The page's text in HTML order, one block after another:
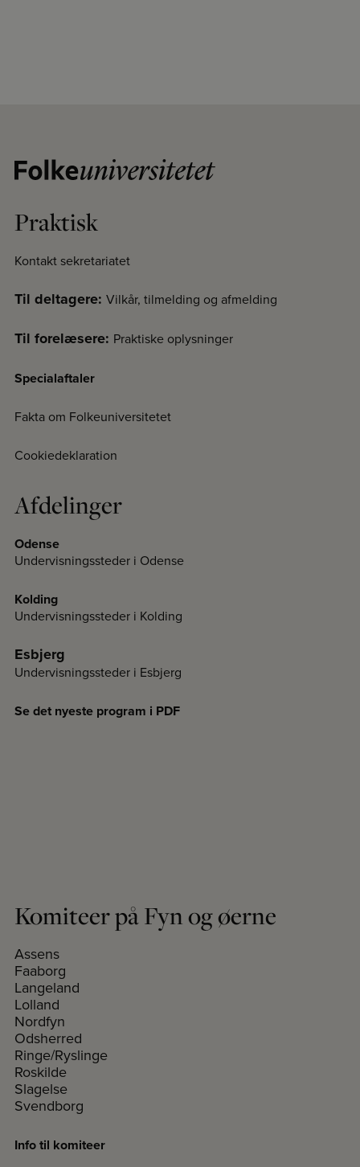
Praktisk
Kontakt sekretariatet
Til deltagere: Vilkår, tilmelding og afmelding
Til forelæsere: Praktiske oplysninger
Specialaftaler
Fakta om Folkeuniversitetet
Cookiedeklaration
Afdelinger
Odense
Undervisningssteder i Odense
Kolding
Undervisningssteder i Kolding
Esbjerg
Undervisningssteder i Esbjerg
Se det nyeste program i PDF
Komiteer på Fyn og øerne
Assens
Faaborg
Langeland
Lolland
Nordfyn
Odsherred
Ringe/Ryslinge
Roskilde
Slagelse
Svendborg
Info til komiteer